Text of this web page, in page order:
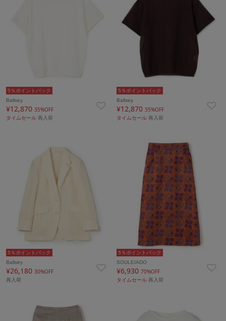
5％ポイントバック
Ballsey
¥12,870 35%OFF
タイムセール 再入荷
5％ポイントバック
Ballsey
¥12,87035%OFF
タイムセール再入荷
5％ポイントバック
Ballsey
¥26,180 30%OFF
再入荷
5％ポイントバック
SOULEIADO
¥6,93070%OFF
タイムセール再入荷